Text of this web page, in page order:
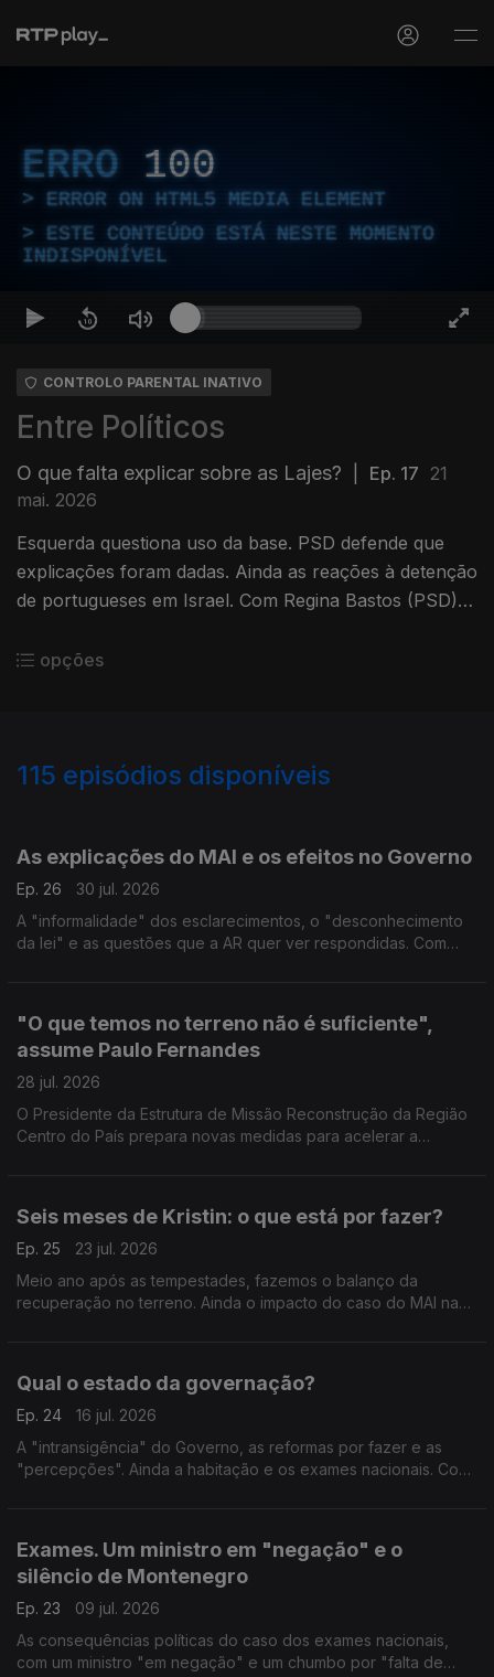
ERRO 100
ERROR ON HTML5 MEDIA ELEMENT
ESTE CONTEÚDO ESTÁ NESTE MOMENTO
INDISPONÍVEL
CONTROLO PARENTAL INATIVO
Entre Políticos
O que falta explicar sobre as Lajes? Ep. 17 21
mai. 2026
Esquerda questiona uso da base. PSD defende que
explicações foram dadas. Ainda as reações à detenção
de portugueses em Israel. Com Regina Bastos (PSD),
Figueiredo (BE).
opções
115 episódios disponíveis
As explicações do MAI e os efeitos no Governo
Ep. 26
30 jul. 2026
A "informalidade" dos esclarecimentos, o "desconhecimento
da lei" e as questões que a AR quer ver respondidas. Com
"O que temos no terreno não é suficiente",
assume Paulo Fernandes
28 jul. 2026
O Presidente da Estrutura de Missão Reconstrução da Região
Centro do País prepara novas medidas para acelerar a
Seis meses de Kristin: o que está por fazer?
Ep. 25
23 jul. 2026
Meio ano após as tempestades, fazemos o balanço da
recuperação no terreno. Ainda o impacto do caso do MAI na
Qual o estado da governação?
Ep. 24
16 jul. 2026
A "intransigência" do Governo, as reformas por fazer e as
"percepções". Ainda a habitação e os exames nacionais. Com
Exames. Um ministro em "negação" e o
silêncio de Montenegro
Ep. 23
09 jul. 2026
As consequências políticas do caso dos exames nacionais,
com um ministro "em negação" e um chumbo por "falta de